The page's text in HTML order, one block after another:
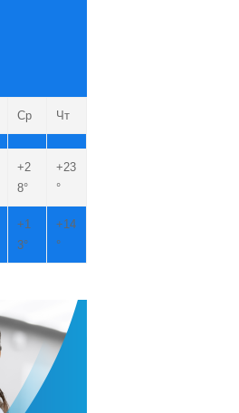
Ср Чт
+2
8°
+23
°
+1
3°
+14
°